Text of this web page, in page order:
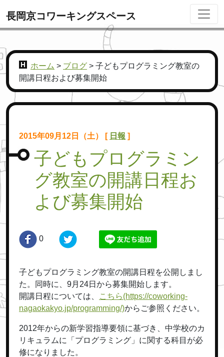
長岡京コワーキングスペース
ホーム > ブログ > 子どもプログラミング教室の
開講日程および募集開始
2015年09月12日（土） [ 日報 ]
子どもプログラミン
グ教室の開講日程お
よび募集開始
0
子どもプログラミング教室の開講日程を公開しまし
た。同時に、9月24日から募集開始します。
開講日程については、
こちら(https://coworking-
nagaokakyo.jp/programming/)からご参照ください。
2012年からの新学習指導要領に基づき、 中学校のカ
リキュラムに「プログラミング」に関する科目が必
修になりました。